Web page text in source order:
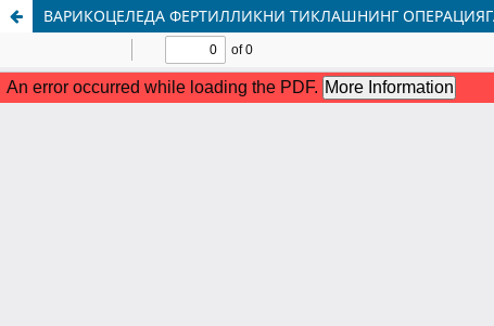
ВАРИКОЦЕЛЕДА ФЕРТИЛЛИКНИ ТИКЛАШНИНГ